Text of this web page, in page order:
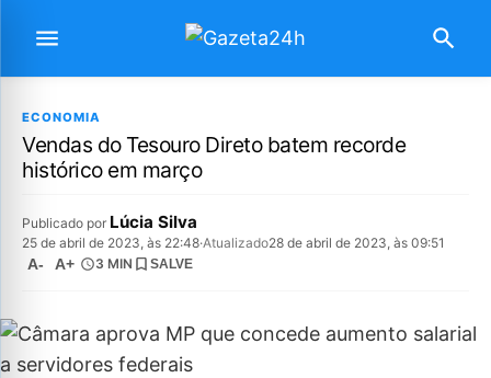
ECONOMIA
Vendas do Tesouro Direto batem recorde
histórico em março
Publicado por Lúcia Silva
25 de abril de 2023, às 22:48·Atualizado28 de abril de 2023, às 09:51
A- A+ 3 MIN SALVE